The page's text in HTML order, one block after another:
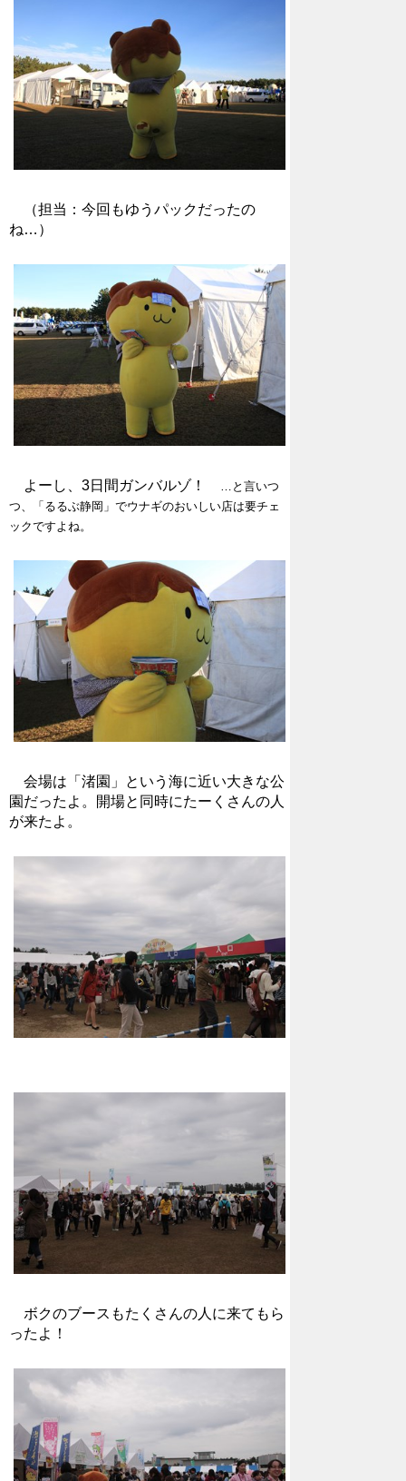
（担当：今回もゆうパックだったの
ね…）
よーし、3日間ガンバルゾ！
…と言いつ
つ、「るるぶ静岡」でウナギのおいしい店は要チェ
ックですよね。
会場は「渚園」という海に近い大きな公
園だったよ。開場と同時にたーくさんの人
が来たよ。
ボクのブースもたくさんの人に来てもら
ったよ！